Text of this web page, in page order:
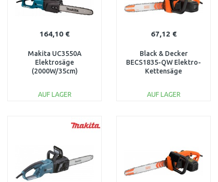
164,10 €
Makita UC3550A
Elektrosäge
(2000W/35cm)
AUF LAGER
67,12 €
Black & Decker
BECS1835-QW Elektro-
Kettensäge
AUF LAGER